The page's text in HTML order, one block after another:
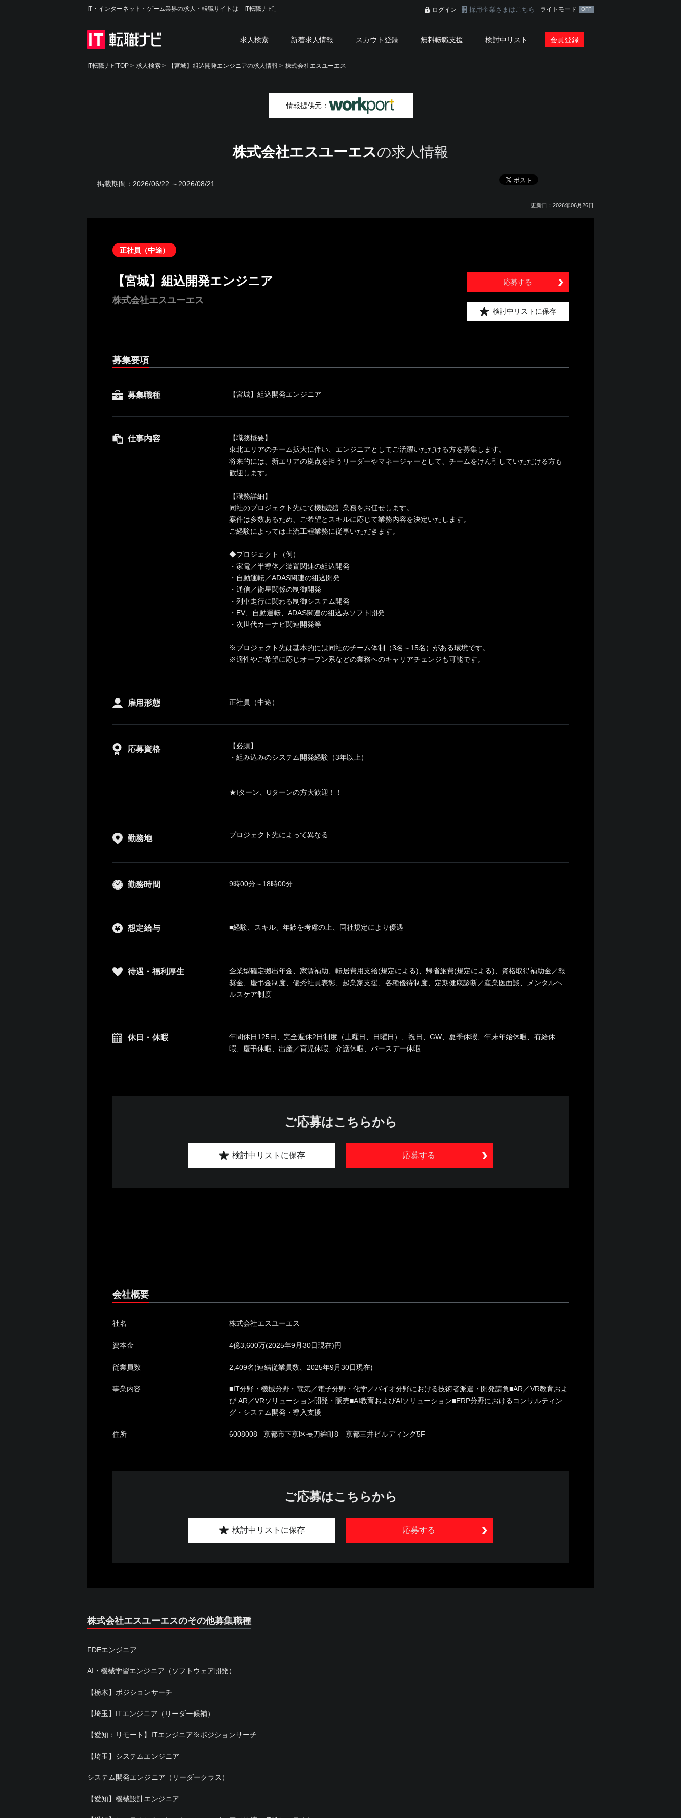
IT・インターネット・ゲーム業界の求人・転職サイトは「IT転職ナビ」 ログイン 採用企業さまはこちら ライトモード
求人検索 新着求人情報 スカウト登録 無料転職支援 検討中リスト 会員登録
IT転職ナビTOP > 求人検索 > 【宮城】組込開発エンジニアの求人情報 > 株式会社エスユーエス
情報提供元：
株式会社エスユーエスの求人情報
掲載期間： 2026/06/22 ～2026/08/21
更新日：2026年06月26日
正社員（中途）
【宮城】組込開発エンジニア
株式会社エスユーエス
応募する
検討中リストに保存
募集要項
募集職種 【宮城】組込開発エンジニア
仕事内容
【職務概要】
東北エリアのチーム拡大に伴い、エンジニアとしてご活躍いただける方を募集します。
将来的には、新エリアの拠点を担うリーダーやマネージャーとして、チームをけん引していただける方も
歓迎します。
【職務詳細】
同社のプロジェクト先にて機械設計業務をお任せします。
案件は多数あるため、ご希望とスキルに応じて業務内容を決定いたします。
ご経験によっては上流工程業務に従事いただきます。
◆プロジェクト（例）
・家電／半導体／装置関連の組込開発
・自動運転／ADAS関連の組込開発
・通信／衛星関係の制御開発
・列車走行に関わる制御システム開発
・EV、自動運転、ADAS関連の組込みソフト開発
・次世代カーナビ関連開発等
※プロジェクト先は基本的には同社のチーム体制（3名～15名）がある環境です。
※適性やご希望に応じオープン系などの業務へのキャリアチェンジも可能です。
雇用形態 正社員（中途）
応募資格
【必須】
・組み込みのシステム開発経験（3年以上）
★Iターン、Uターンの方大歓迎！！
勤務地 プロジェクト先によって異なる
勤務時間 9時00分～18時00分
想定給与 ■経験、スキル、年齢を考慮の上、同社規定により優遇
待遇・福利厚生
企業型確定拠出年金、家賃補助、転居費用支給(規定による)、帰省旅費(規定による)、資格取得補助金／報
奨金、慶弔金制度、優秀社員表彰、起業家支援、各種優待制度、定期健康診断／産業医面談、メンタルヘ
ルスケア制度
休日・休暇
年間休日125日、完全週休2日制度（土曜日、日曜日）、祝日、GW、夏季休暇、年末年始休暇、有給休
暇、慶弔休暇、出産／育児休暇、介護休暇、バースデー休暇
ご応募はこちらから
応募する
検討中リストに保存
会社概要
社名 株式会社エスユーエス
資本金 4億3,600万(2025年9月30日現在)円
従業員数 2,409名(連結従業員数、2025年9月30日現在)
事業内容
■IT分野・機械分野・電気／電子分野・化学／バイオ分野における技術者派遣・開発請負■AR／VR教育およ
び AR／VRソリューション開発・販売■AI教育およびAIソリューション■ERP分野におけるコンサルティン
グ・システム開発・導入支援
住所 6008008 京都市下京区長刀鉾町8 京都三井ビルディング5F
ご応募はこちらから
応募する
検討中リストに保存
株式会社エスユーエスのその他募集職種
FDEエンジニア
AI・機械学習エンジニア（ソフトウェア開発）
【栃木】ポジションサーチ
【埼玉】ITエンジニア（リーダー候補）
【愛知：リモート】ITエンジニア※ポジションサーチ
【埼玉】システムエンジニア
システム開発エンジニア（リーダークラス）
【愛知】機械設計エンジニア